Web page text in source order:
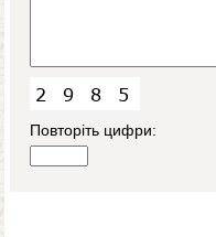
Повторіть цифри: